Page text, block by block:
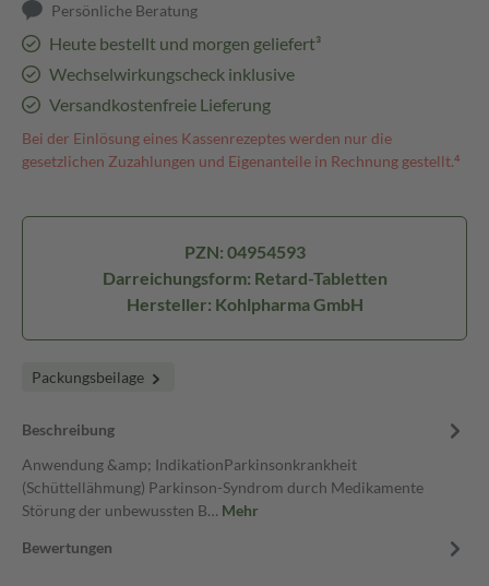
Persönliche Beratung
Heute bestellt und morgen geliefert³
Wechselwirkungscheck inklusive
Versandkostenfreie Lieferung
Bei der Einlösung eines Kassenrezeptes werden nur die
gesetzlichen Zuzahlungen und Eigenanteile in Rechnung gestellt.⁴
PZN: 04954593
Darreichungsform: Retard-Tabletten
Hersteller: Kohlpharma GmbH
Packungsbeilage
Beschreibung
Anwendung &amp; IndikationParkinsonkrankheit
(Schüttellähmung) Parkinson-Syndrom durch Medikamente
Störung der unbewussten B… Mehr
Bewertungen